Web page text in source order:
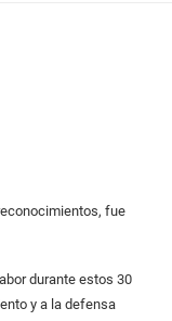
fue
durante estos 30
y a la defensa